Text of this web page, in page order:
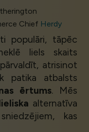
Chief Herdy
populāri, tāpēc
liels skaits
atrisinot
patika atbalsts
ērtums. Mēs
alternatīva
kas